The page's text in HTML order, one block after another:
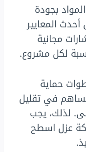
بجودة
المعايير
مجانية
لكل مشروع.
حماية
في تقليل
لذلك، يجب
عزل اسطح